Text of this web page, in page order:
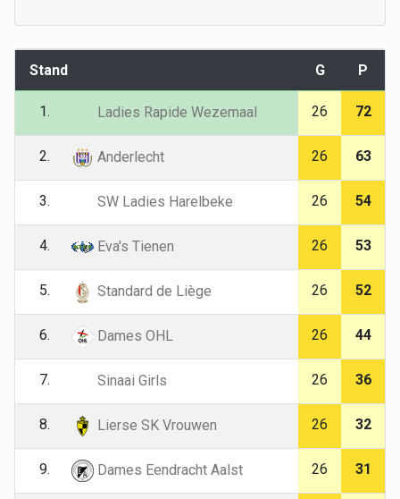
Stand G P
1. Ladies Rapide Wezemaal 26 72
2. Anderlecht 26 63
3. SW Ladies Harelbeke 26 54
4. Eva's Tienen 26 53
5. Standard de Liège 26 52
6. Dames OHL 26 44
7. Sinaai Girls 26 36
8. Lierse SK Vrouwen 26 32
9. Dames Eendracht Aalst 26 31